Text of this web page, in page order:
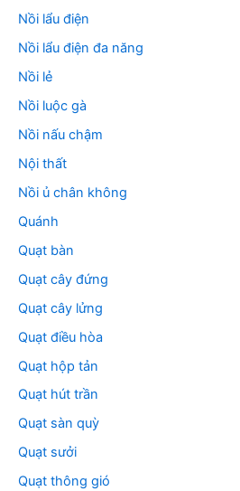
Nồi lẩu điện
Nồi lẩu điện đa năng
Nồi lẻ
Nồi luộc gà
Nồi nấu chậm
Nội thất
Nồi ủ chân không
Quánh
Quạt bàn
Quạt cây đứng
Quạt cây lửng
Quạt điều hòa
Quạt hộp tản
Quạt hút trần
Quạt sàn quỳ
Quạt sưởi
Quạt thông gió